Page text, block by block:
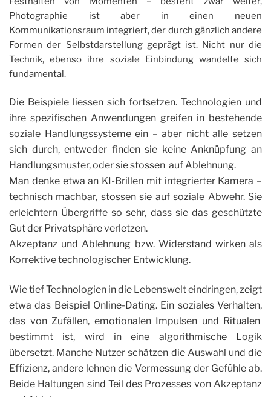
Photographie ist aber in einen neuen
Kommunikationsraum integriert, der durch gänzlich andere
Formen der Selbstdarstellung geprägt ist. Nicht nur die
Technik, ebenso ihre soziale Einbindung wandelte sich
fundamental.
Die Beispiele liessen sich fortsetzen. Technologien und
ihre spezifischen Anwendungen greifen in bestehende
soziale Handlungssysteme ein – aber nicht alle setzen
sich durch, entweder finden sie keine Anknüpfung an
Handlungsmuster, oder sie stossen auf Ablehnung.
Man denke etwa an KI-Brillen mit integrierter Kamera –
technisch machbar, stossen sie auf soziale Abwehr. Sie
erleichtern Übergriffe so sehr, dass sie das geschützte
Gut der Privatsphäre verletzen.
Akzeptanz und Ablehnung bzw. Widerstand wirken als
Korrektive technologischer Entwicklung.
Wie tief Technologien in die Lebenswelt eindringen, zeigt
etwa das Beispiel Online-Dating. Ein soziales Verhalten,
das von Zufällen, emotionalen Impulsen und Ritualen
bestimmt ist, wird in eine algorithmische Logik
übersetzt. Manche Nutzer schätzen die Auswahl und die
Effizienz, andere lehnen die Vermessung der Gefühle ab.
Beide Haltungen sind Teil des Prozesses von Akzeptanz